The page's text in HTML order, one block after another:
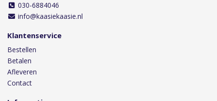
030-6884046
info@kaasiekaasie.nl
Klantenservice
Bestellen
Betalen
Afleveren
Contact